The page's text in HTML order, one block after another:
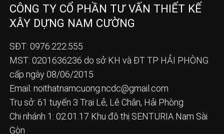
CÔNG TY CỔ PHẦN TƯ VẤN THIẾT KẾ
XÂY DỰNG NAM CƯỜNG
SĐT: 0976.222.555
MST: 0201636236 do sở KH và ĐT TP HẢI PHÒNG
cấp ngày 08/06/2015
Email: noithatnamcuong.ncdc@gmail.com
Trụ sở: 61 tuyến 3 Trại Lẻ, Lê Chân, Hải Phòng
Chi nhánh 1: 02.01.17 Khu đô thị SENTURIA Nam Sài
Gòn